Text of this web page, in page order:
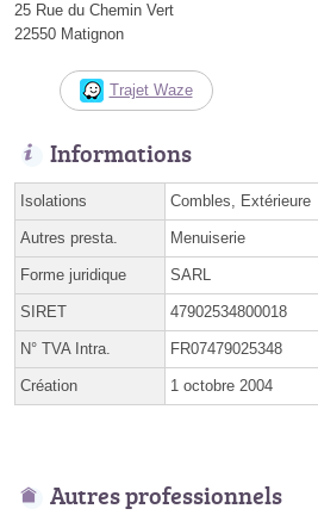
25 Rue du Chemin Vert
22550 Matignon
Trajet Waze
Informations
Isolations Combles, Extérieure
Autres presta. Menuiserie
Forme juridique SARL
SIRET 47902534800018
N° TVA Intra. FR07479025348
Création 1 octobre 2004
Autres professionnels